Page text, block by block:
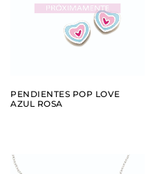
VER AÑADIR
PENDIENTES POP LOVE
AZUL ROSA